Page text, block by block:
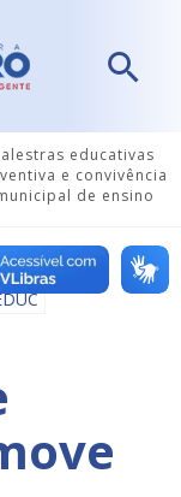
educativas
e convivência
de ensino